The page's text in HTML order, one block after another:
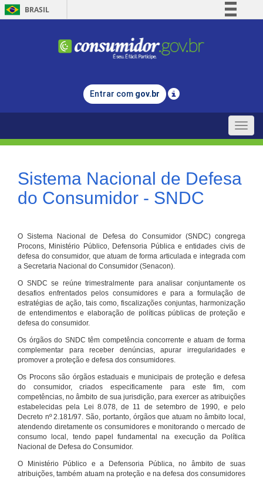
BRASIL
Comunica BR
Legislação
Entrar com gov.br
Toggle
Sistema Nacional de Defesa
do Consumidor - SNDC
O Sistema Nacional de Defesa do Consumidor (SNDC) congrega
Procons, Ministério Público, Defensoria Pública e entidades civis de
defesa do consumidor, que atuam de forma articulada e integrada com
a Secretaria Nacional do Consumidor (Senacon).
O SNDC se reúne trimestralmente para analisar conjuntamente os
desafios enfrentados pelos consumidores e para a formulação de
estratégias de ação, tais como, fiscalizações conjuntas, harmonização
de entendimentos e elaboração de políticas públicas de proteção e
defesa do consumidor.
Os órgãos do SNDC têm competência concorrente e atuam de forma
complementar para receber denúncias, apurar irregularidades e
promover a proteção e defesa dos consumidores.
Os Procons são órgãos estaduais e municipais de proteção e defesa
do consumidor, criados especificamente para este fim, com
competências, no âmbito de sua jurisdição, para exercer as atribuições
estabelecidas pela Lei 8.078, de 11 de setembro de 1990, e pelo
Decreto nº 2.181/97. São, portanto, órgãos que atuam no âmbito local,
atendendo diretamente os consumidores e monitorando o mercado de
consumo local, tendo papel fundamental na execução da Política
Nacional de Defesa do Consumidor.
O Ministério Público e a Defensoria Pública, no âmbito de suas
atribuições, também atuam na proteção e na defesa dos consumidores